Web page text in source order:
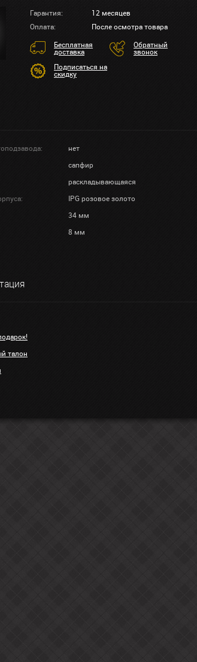
Гарантия:
12 месяцев
Оплата:
После осмотра товара
Бесплатная
доставка
Обратный
звонок
Подписаться на
скидку
нет
сапфир
раскладывающаяся
IPG розовое золото
34 мм
8 мм
талон